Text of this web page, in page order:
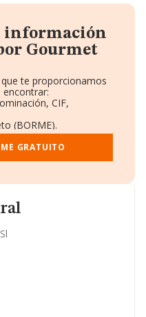
información
Gourmet
te proporcionamos
encontrar:
CIF,
(BORME).
y Empleados.
y Administradores.
complementaria.
GRATUITO